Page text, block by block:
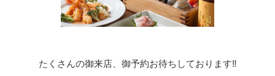
たくさんの御来店、御予約お待ちしております‼️